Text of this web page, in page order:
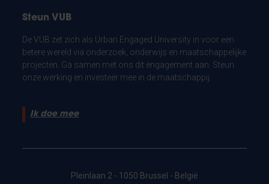
Steun VUB
De VUB zet zich als Urban Engaged University in voor een
betere wereld via onderzoek, onderwijs en maatschappelijke
projecten. Ga samen met ons dit engagement aan. Steun
onze werking en investeer mee in de maatschappij.
Ik doe mee
Pleinlaan 2 - 1050 Brussel - België